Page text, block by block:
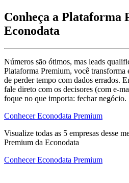
Conheça a Plataforma
Econodata
Números são ótimos, mas leads
Plataforma Premium, você transforma
de perder tempo com dados errados.
fale direto com os decisores (com e-
foque no que importa: fechar negócio.
Conhecer Econodata Premium
Visualize todas as 5 empresas desse
Premium da Econodata
Conhecer Econodata Premium